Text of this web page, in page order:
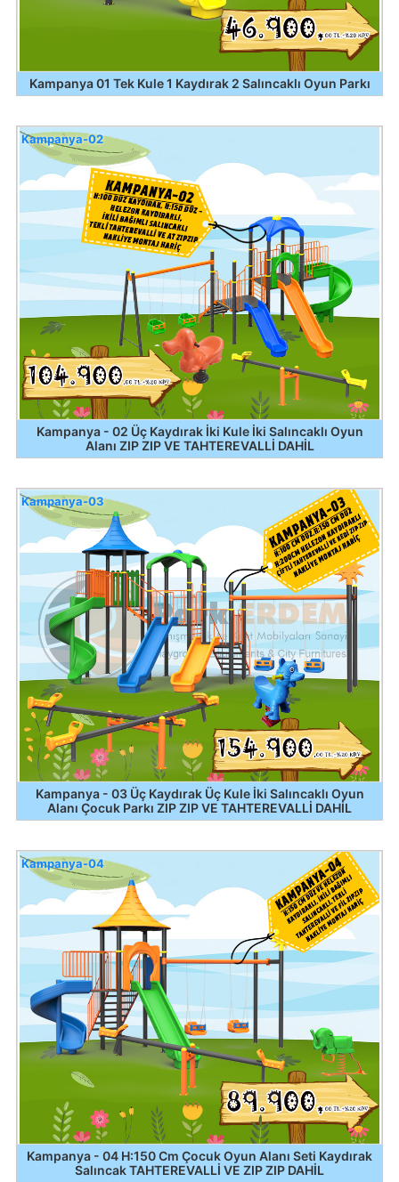
Kampanya 01 Tek Kule 1 Kaydırak 2 Salıncaklı Oyun Parkı
Kampanya - 02 Üç Kaydırak İki Kule İki Salıncaklı Oyun
Alanı ZIP ZIP VE TAHTEREVALLİ DAHİL
Kampanya-02
Kampanya - 03 Üç Kaydırak Üç Kule İki Salıncaklı Oyun
Alanı Çocuk Parkı ZIP ZIP VE TAHTEREVALLİ DAHİL
Kampanya-03
Kampanya - 04 H:150 Cm Çocuk Oyun Alanı Seti Kaydırak
Salıncak TAHTEREVALLİ VE ZIP ZIP DAHİL
Kampanya-04